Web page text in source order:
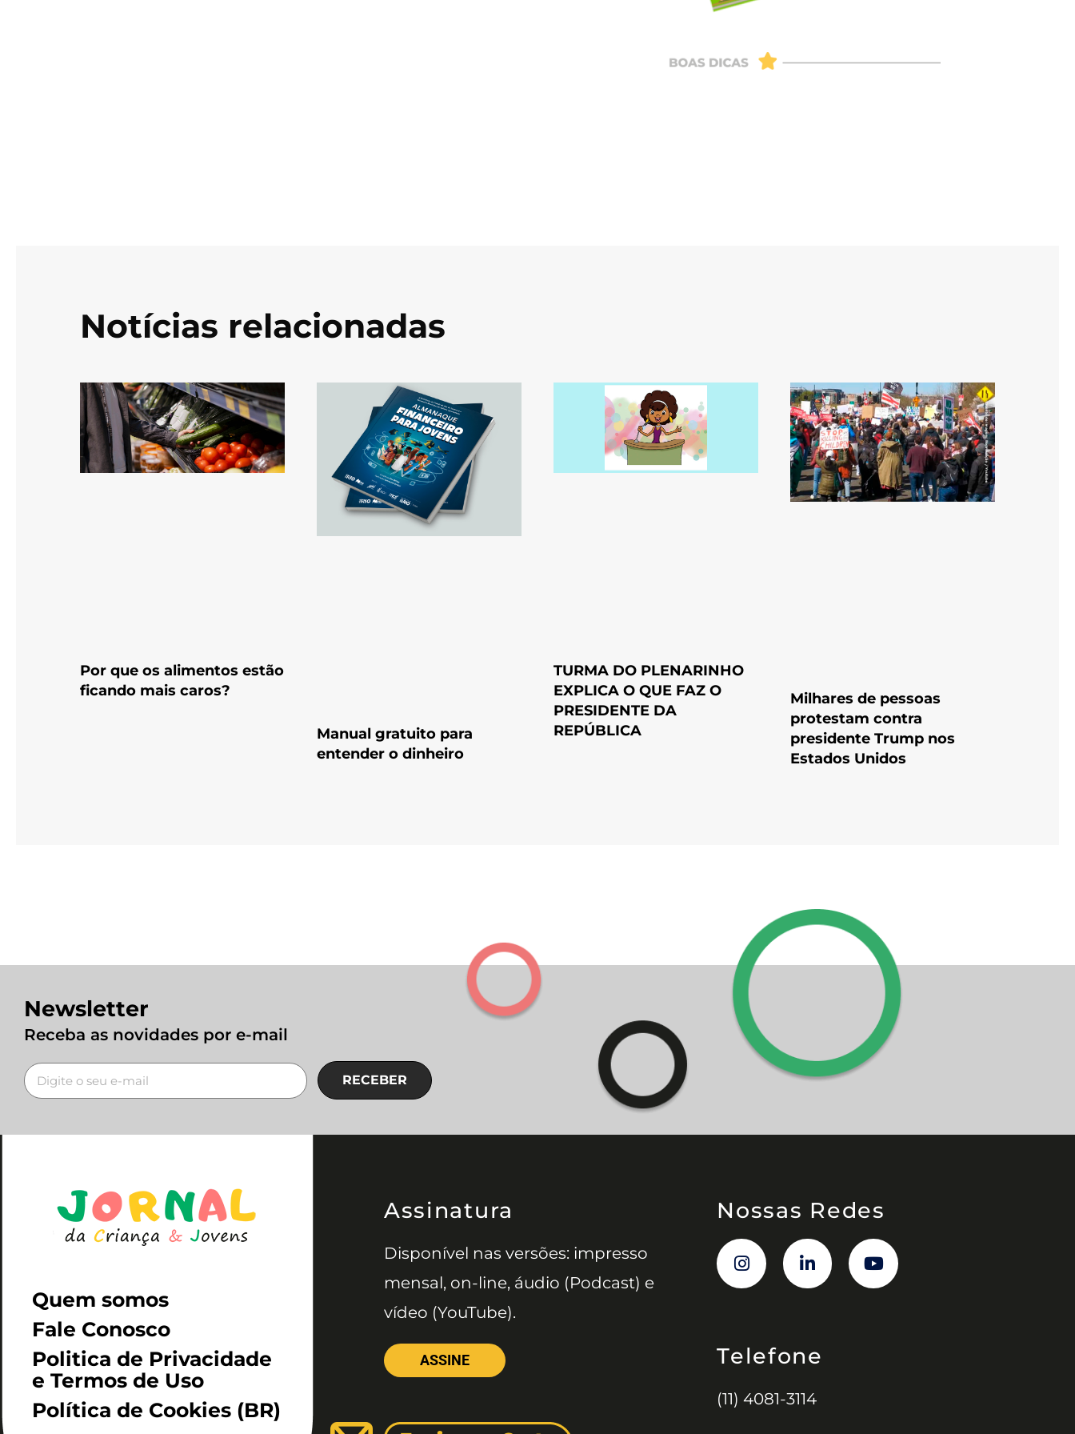
Notícias relacionadas
Por que os alimentos estão
ficando mais caros?
Manual gratuito para
entender o dinheiro
TURMA DO PLENARINHO
EXPLICA O QUE FAZ O
PRESIDENTE DA
REPÚBLICA
Milhares de pessoas
protestam contra
presidente Trump nos
Estados Unidos
Newsletter
Receba as novidades por e-mail
RECEBER
Quem somos
Fale Conosco
Politica de Privacidade
e Termos de Uso
Política de Cookies (BR)
Assinatura
Disponível nas versões: impresso
mensal, on-line, áudio (Podcast) e
vídeo (YouTube).
ASSINE
Nossas Redes
Telefone
(11) 4081-3114